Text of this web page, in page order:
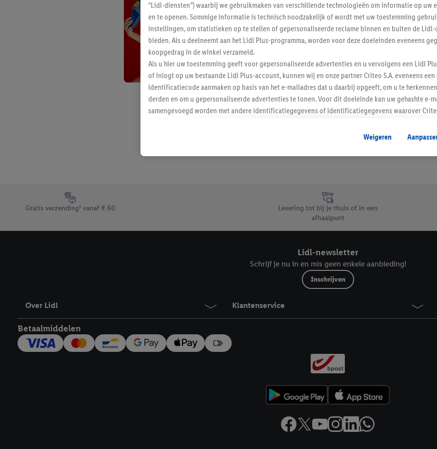
Blijf op de
Schrijf je in op de
Footerelement met de verschillende USPs van Lidl.be
Gratis verzending¹ vanaf € 60
Levering tot bij je thuis of in een
afhaalpunt
Lidl-newsletter
Schrijf je nu in en mis geen enkele aanbieding!
Inschrijven
Over Lidl Klantenservice
Betaalmiddelen
“Lidl-diensten”) waarbij we gebruikmaken van verschillende technologieën om informatie op uw
en te openen. Sommige informatie is technisch noodzakelijk of wordt met uw toestemming
instellingen, om statistieken op te stellen of gepersonaliseerde reclame binnen en buiten de Lidl-
bieden. Als u deelneemt aan het Lidl Plus-programma, worden voor deze doeleinden eveneens
koopgedrag in de winkel verzameld.
Als u hier uw toestemming geeft voor gepersonaliseerde advertenties en u vervolgens een Lidl
of inlogt op uw bestaande Lidl Plus-account, kunnen wij en onze partner Criteo S.A. eveneens
identificatiecode aanmaken op basis van het e-mailadres dat u daarbij opgeeft, om u te
derden en om u gepersonaliseerde advertenties te tonen. Voor dit doeleinde kan uw gehashte e-
samengevoegd worden met andere identificatiegegevens of identificatiegegevens waarover
Als u hiermee akkoord gaat, kunnen advertenties in het kader van retargeting, d.w.z. advertenties
u interesse hebt getoond (bijvoorbeeld door het product in de webshop aan uw winkelmandje
niet te kopen), ook op verschillende apparaten en verschillende Lidl-diensten worden
Onder “Aanpassen” kunt u individuele doeleinden toestaan en meer informatie vinden over de
Door op “weigeren” te klikken, kunt u alleen het gebruik van de noodzakelijke technologieën
“aanvaarden” te klikken, stemt u in met alle verwerkingen voor alle bovengenoemde doeleinden.
Weigeren